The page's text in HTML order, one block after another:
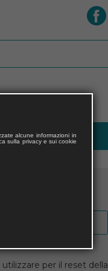
per il reset della
alcune informazioni in
sulla privacy e sui cookie